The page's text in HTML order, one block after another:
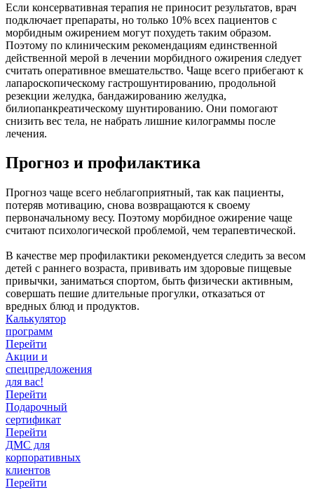
Если консервативная терапия не приносит результатов, врач
подключает препараты, но только 10% всех пациентов с
морбидным ожирением могут похудеть таким образом.
Поэтому по клиническим рекомендациям единственной
действенной мерой в лечении морбидного ожирения следует
считать оперативное вмешательство. Чаще всего прибегают к
лапароскопическому гастрошунтированию, продольной
резекции желудка, бандажированию желудка,
билиопанкреатическому шунтированию. Они помогают
снизить вес тела, не набрать лишние килограммы после
лечения.
Прогноз и профилактика
Прогноз чаще всего неблагоприятный, так как пациенты,
потеряв мотивацию, снова возвращаются к своему
первоначальному весу. Поэтому морбидное ожирение чаще
считают психологической проблемой, чем терапевтической.
В качестве мер профилактики рекомендуется следить за весом
детей с раннего возраста, прививать им здоровые пищевые
привычки, заниматься спортом, быть физически активным,
совершать пешие длительные прогулки, отказаться от
вредных блюд и продуктов.
Калькулятор
программ
Перейти
Акции и
спецпредложения
для вас!
Перейти
Подарочный
сертификат
Перейти
ДМС для
корпоративных
клиентов
Перейти